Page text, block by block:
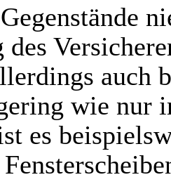
auch
wie nur
es